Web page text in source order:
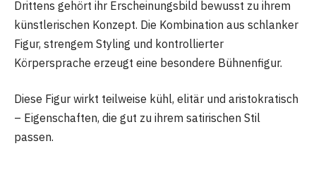
Drittens gehört ihr Erscheinungsbild bewusst zu ihrem
künstlerischen Konzept. Die Kombination aus schlanker
Figur, strengem Styling und kontrollierter
Körpersprache erzeugt eine besondere Bühnenfigur.
Diese Figur wirkt teilweise kühl, elitär und aristokratisch
– Eigenschaften, die gut zu ihrem satirischen Stil
passen.